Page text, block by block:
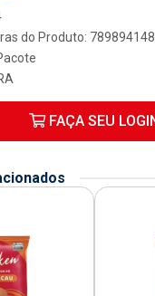
do Produto:
FAÇA SEU